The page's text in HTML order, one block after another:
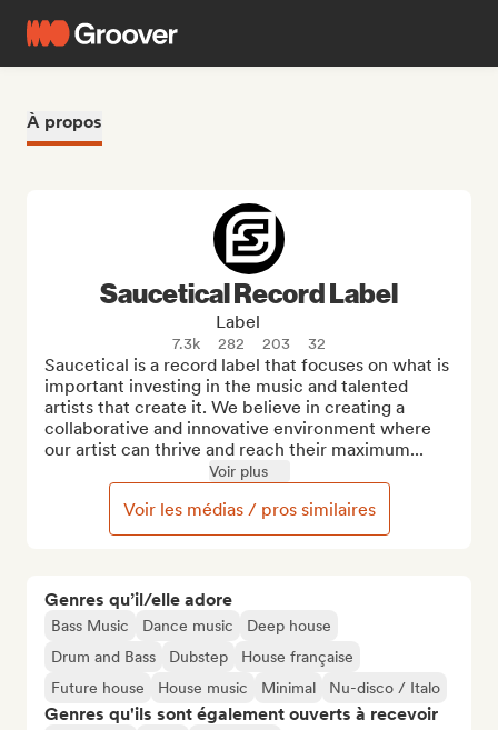
À propos
Genres qu’il/elle adore
Bass Music Dance music
Deep house
Drum and Bass
Dubstep
House française
Future house
House music Minimal Nu-disco / Italo
Genres qu'ils sont également ouverts à recevoir
Saucetical Record Label
Label
7.3k 282 203 32
Saucetical is a record label that focuses on what is
important investing in the music and talented
artists that create it. We believe in creating a
collaborative and innovative environment where
our artist can thrive and reach their maximum...
Voir plus
Voir les médias / pros similaires